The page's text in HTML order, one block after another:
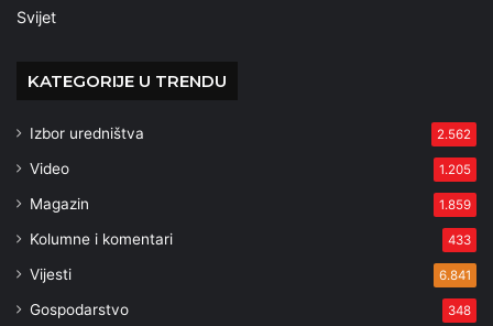
Svijet
KATEGORIJE U TRENDU
Izbor uredništva 2.562
Video 1.205
Magazin 1.859
Kolumne i komentari 433
Vijesti 6.841
Gospodarstvo 348